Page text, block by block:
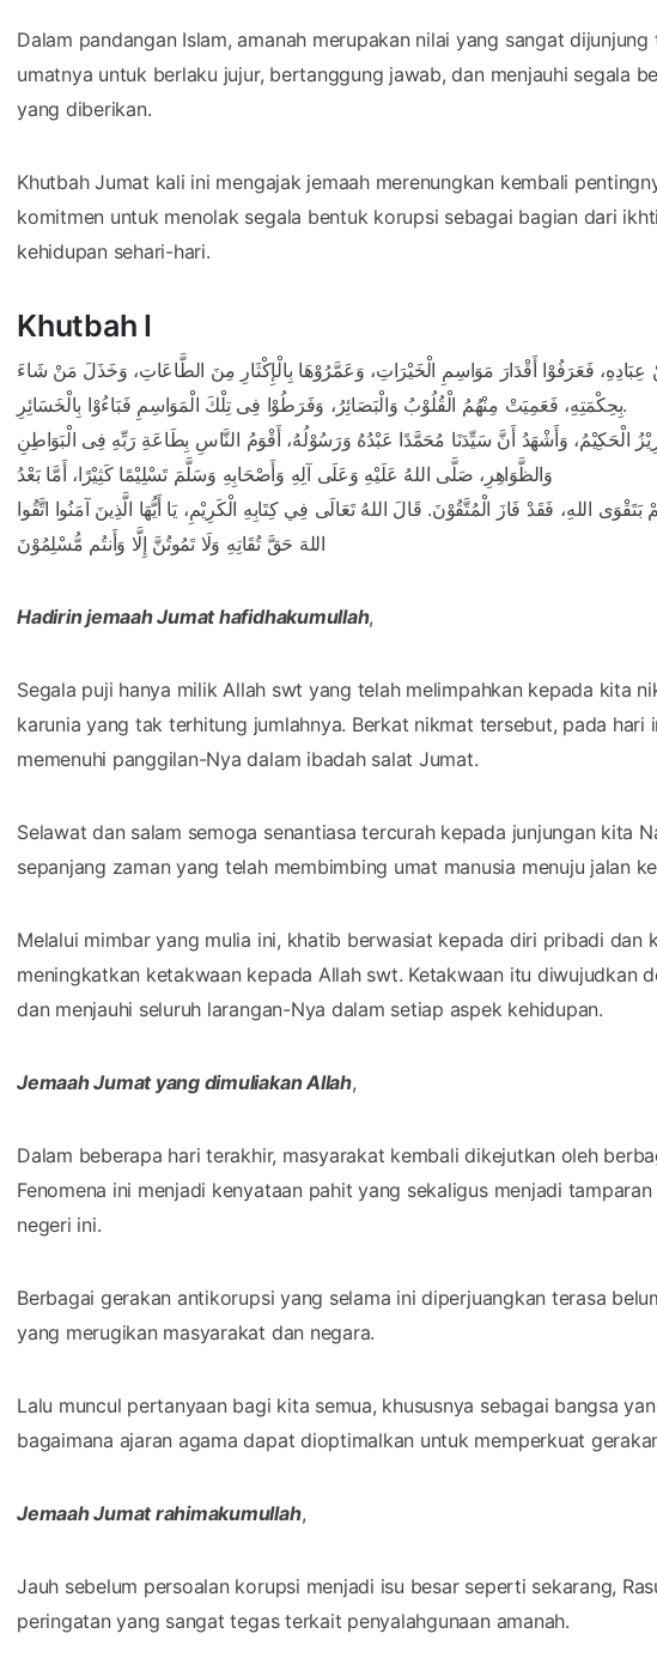
Dalam pandangan Islam, amanah merupakan nilai yang sangat dijunjung
umatnya untuk berlaku jujur, bertanggung jawab, dan menjauhi segala
yang diberikan.
Khutbah Jumat kali ini mengajak jemaah merenungkan kembali
komitmen untuk menolak segala bentuk korupsi sebagai bagian dari
kehidupan sehari-hari.
Khutbah I
فَعَرَفُوْا أَقْدَارَ مَوَاسِمِ الْخَيْرَاتِ، وَعَمَّرُوْهَا بِالْإِكْثَارِ مِنَ الطَّاعَاتِ، وَخَذَلَ مَنْ شَاءَ
بِحِكْمَتِهِ، فَعَمِيَتْ مِنْهُمُ الْقُلُوْبُ وَالْبَصَائِرُ، وَفَرَطُوْا فِى تِلْكَ الْمَوَاسِمِ فَبَاءُوْا بِالْخَسَائِرِ.
الْحَكِيْمُ، وَأَشْهَدُ أَنَّ سَيِّدَنَا مُحَمَّدًا عَبْدُهُ وَرَسُوْلُهُ، أَقْوَمُ النَّاسِ بِطَاعَةِ رَبِّهِ فِى الْبَوَاطِنِ
وَالظَّوَاهِرِ، صَلَّى اللهُ عَلَيْهِ وَعَلَى آلِهِ وَأَصْحَابِهِ وَسَلَّمَ تَسْلِيْمًا كَثِيْرًا، أَمَّا بَعْدُ
اللهِ، فَقَدْ فَازَ الْمُتَّقُوْنَ. قَالَ اللهُ تَعَالَى فِي كِتَابِهِ الْكَرِيْمِ، يَا أَيُّهَا الَّذِينَ آمَنُوا اتَّقُوا
اللهَ حَقَّ تُقَاتِهِ وَلَا تَمُوتُنَّ إِلَّا وَأَنتُم مُّسْلِمُوْنَ
Hadirin jemaah Jumat hafidhakumullah,
Segala puji hanya milik Allah swt yang telah melimpahkan kepada kita
karunia yang tak terhitung jumlahnya. Berkat nikmat tersebut, pada
memenuhi panggilan-Nya dalam ibadah salat Jumat.
Selawat dan salam semoga senantiasa tercurah kepada junjungan kita
sepanjang zaman yang telah membimbing umat manusia menuju jalan
Melalui mimbar yang mulia ini, khatib berwasiat kepada diri pribadi dan
meningkatkan ketakwaan kepada Allah swt. Ketakwaan itu diwujudkan
dan menjauhi seluruh larangan-Nya dalam setiap aspek kehidupan.
Jemaah Jumat yang dimuliakan Allah,
Dalam beberapa hari terakhir, masyarakat kembali dikejutkan oleh
Fenomena ini menjadi kenyataan pahit yang sekaligus menjadi
negeri ini.
Berbagai gerakan antikorupsi yang selama ini diperjuangkan terasa
yang merugikan masyarakat dan negara.
Lalu muncul pertanyaan bagi kita semua, khususnya sebagai bangsa
bagaimana ajaran agama dapat dioptimalkan untuk memperkuat
Jemaah Jumat rahimakumullah,
Jauh sebelum persoalan korupsi menjadi isu besar seperti sekarang,
peringatan yang sangat tegas terkait penyalahgunaan amanah.